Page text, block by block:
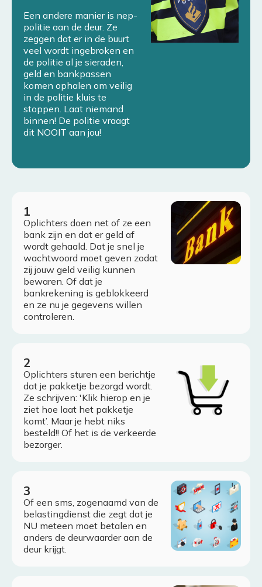
Een andere manier is nep-
politie aan de deur. Ze
zeggen dat er in de buurt
veel wordt ingebroken en
de politie al je sieraden,
geld en bankpassen
komen ophalen om veilig
in de politie kluis te
stoppen. Laat niemand
binnen! De politie vraagt
dit NOOIT aan jou!
Oplichters doen net of ze een
bank zijn en dat er geld af
wordt gehaald. Dat je snel je
wachtwoord moet geven zodat
zij jouw geld veilig kunnen
bewaren. Of dat je
bankrekening is geblokkeerd
en ze nu je gegevens willen
controleren.
Oplichters sturen een berichtje
dat je pakketje bezorgd wordt.
Ze schrijven: 'Klik hierop en je
ziet hoe laat het pakketje
komt’. Maar je hebt niks
besteld!! Of het is de verkeerde
bezorger.
Of een sms, zogenaamd van de
belastingdienst die zegt dat je
NU meteen moet betalen en
anders de deurwaarder aan de
deur krijgt.